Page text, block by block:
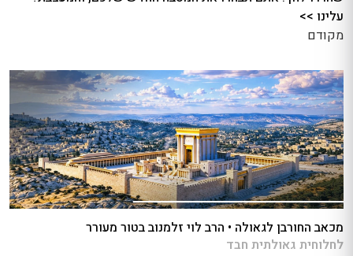
עלינו >>
מקודם
מכאב החורבן לגאולה • הרב לוי זלמנוב בטור מעורר
לחלוחית גאולתית חבד